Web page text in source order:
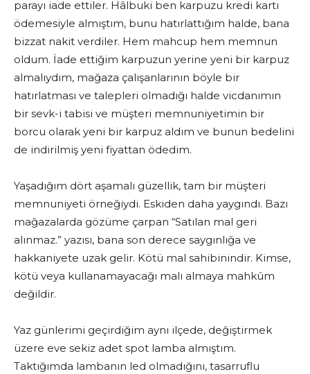
parayı iade ettiler. Hâlbuki ben karpuzu kredi kartı
ödemesiyle almıştım, bunu hatırlattığım halde, bana
bizzat nakit verdiler. Hem mahcup hem memnun
oldum. İade ettiğim karpuzun yerine yeni bir karpuz
almalıydım, mağaza çalışanlarının böyle bir
hatırlatması ve talepleri olmadığı halde vicdanımın
bir sevk-i tabisi ve müşteri memnuniyetimin bir
borcu olarak yeni bir karpuz aldım ve bunun bedelini
de indirilmiş yeni fiyattan ödedim.
Yaşadığım dört aşamalı güzellik, tam bir müşteri
memnuniyeti örneğiydi. Eskiden daha yaygındı. Bazı
mağazalarda gözüme çarpan “Satılan mal geri
alınmaz.” yazısı, bana son derece saygınlığa ve
hakkaniyete uzak gelir. Kötü mal sahibinindir. Kimse,
kötü veya kullanamayacağı malı almaya mahkûm
değildir.
Yaz günlerimi geçirdiğim aynı ilçede, değiştirmek
üzere eve sekiz adet spot lamba almıştım.
Taktığımda lambanın led olmadığını, tasarruflu